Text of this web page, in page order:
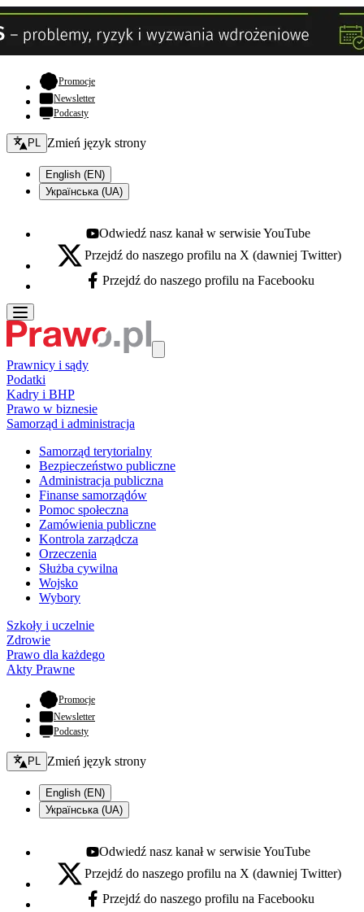
Promocje- otwiera się w nowej karcie
Newsletter
Podcasty
Zmień język - bieżący:
PL Zmień język strony
English (EN)
Українська (UA)
Youtube - otwiera się w nowej karcie
Odwiedź nasz kanał w serwisie YouTube
X - otwiera się w nowej karcie
Przejdź do naszego profilu na X (dawniej Twitter)
Facebook - otwiera się w nowej karcie
Przejdź do naszego profilu na Facebooku
Prawnicy i sądy
Podatki
Kadry i BHP
Prawo w biznesie
Samorząd i administracja
Samorząd terytorialny
Bezpieczeństwo publiczne
Administracja publiczna
Finanse samorządów
Pomoc społeczna
Zamówienia publiczne
Kontrola zarządcza
Orzeczenia
Służba cywilna
Wojsko
Wybory
Szkoły i uczelnie
Zdrowie
Prawo dla każdego
Akty Prawne
Promocje- otwiera się w nowej karcie
Newsletter
Podcasty
Zmień język - bieżący:
PL Zmień język strony
English (EN)
Українська (UA)
Youtube - otwiera się w nowej karcie
Odwiedź nasz kanał w serwisie YouTube
X - otwiera się w nowej karcie
Przejdź do naszego profilu na X (dawniej Twitter)
Facebook - otwiera się w nowej karcie
Przejdź do naszego profilu na Facebooku